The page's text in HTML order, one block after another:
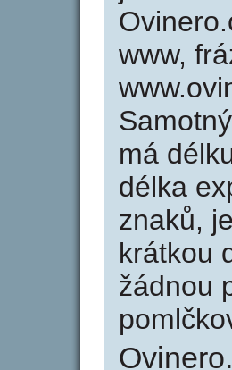
www,
má
délka
znaků,
krátkou
žádnou